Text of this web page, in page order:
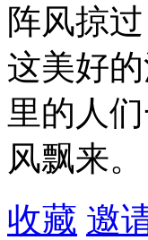
阵风掠
这美好
里的人
风飘来。
收藏 邀